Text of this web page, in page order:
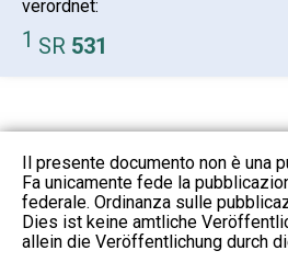
verordnet:
1 SR 531
Il presente documento non è una
Fa unicamente fede la
federale. Ordinanza sulle
Dies ist keine amtliche
allein die Veröffentlichung durch